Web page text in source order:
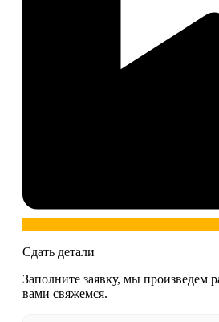
Сдать детали
Заполните заявку, мы произведем
вами свяжемся.